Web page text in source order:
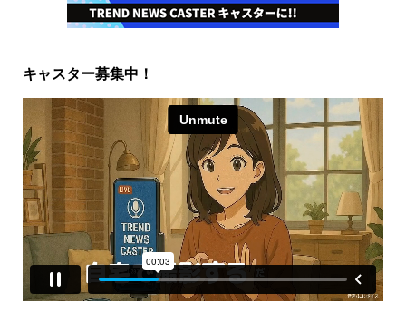
キャスター募集中！